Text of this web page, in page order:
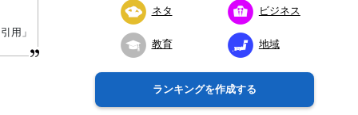
用」
ネタ ビジネス
教育 地域
ランキングを作成する